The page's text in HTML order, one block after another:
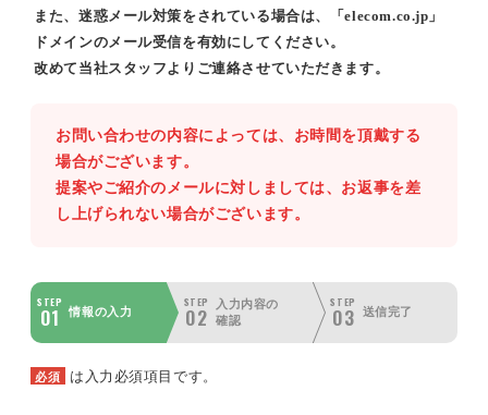
また、迷惑メール対策をされている場合は、「elecom.co.jp」
ドメインのメール受信を有効にしてください。
改めて当社スタッフよりご連絡させていただきます。
お問い合わせの内容によっては、お時間を頂戴する
場合がございます。
提案やご紹介のメールに対しましては、お返事を差
し上げられない場合がございます。
STEP
01 情報の入力
STEP
02
入力内容の
確認
STEP
03 送信完了
必須 は入力必須項目です。